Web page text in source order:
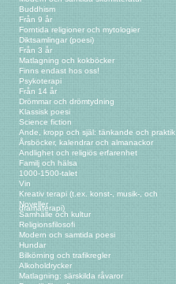
Buddhism
Från 9 år
Forntida religioner och mytologier
Diktsamlingar (poesi)
Från 3 år
Matlagning och kokböcker
Finns endast hos oss!
Psykoterapi
Från 14 år
Drömmar och drömtydning
Klassisk poesi
Science fiction
Ande, kropp och själ: tänkande och praktik
Årsböcker, kalendrar och almanackor
Andlighet och religiös erfarenhet
Familj och hälsa
1000-1500-talet
Vin
Kreativ terapi (t.ex. konst-, musik-, och
dramaterapi)
Noveller
Samhälle och kultur
Religionsfilosofi
Modern och samtida poesi
Hundar
Bilkörning och trafikregler
Alkoholdrycker
Matlagning: särskilda råvaror